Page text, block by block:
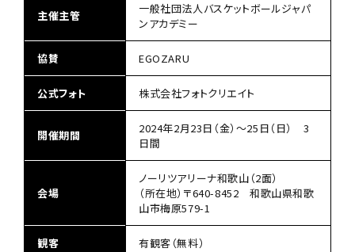
主催主管
一般社団法人バスケットボールジャパ
ンアカデミー
協賛 EGOZARU
公式フォト 株式会社フォトクリエイト
開催期間
2024年2月23日（金）～25日（日） 3
日間
会場
ノーリツアリーナ和歌山（2面）
（所在地）〒640-8452 和歌山県和歌
山市梅原579-1
観客 有観客（無料）